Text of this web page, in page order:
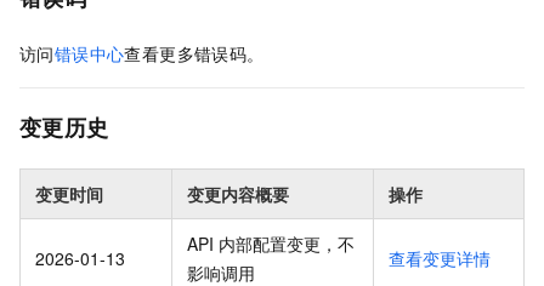
访问错误中心查看更多错误码。
变更历史
变更时间 变更内容概要 操作
2026-01-13
API 内部配置变更，不
影响调用
查看变更详情